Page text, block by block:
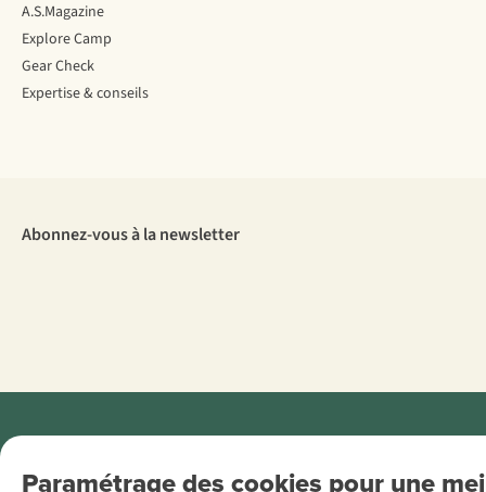
Paramétrage des cookies pour une
A.S.Magazine
Explore Camp
Gear Check
Expertise & conseils
Abonnez-vous à la newsletter